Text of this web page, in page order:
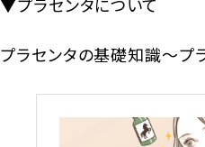
▼プラセンタについて
プラセンタの基礎知識～プ